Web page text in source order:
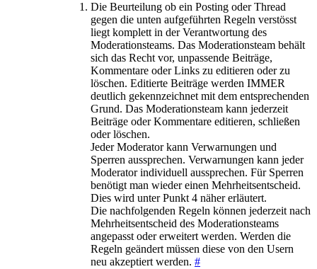
Die Beurteilung ob ein Posting oder Thread
gegen die unten aufgeführten Regeln verstösst
liegt komplett in der Verantwortung des
Moderationsteams. Das Moderationsteam behält
sich das Recht vor, unpassende Beiträge,
Kommentare oder Links zu editieren oder zu
löschen. Editierte Beiträge werden IMMER
deutlich gekennzeichnet mit dem entsprechenden
Grund. Das Moderationsteam kann jederzeit
Beiträge oder Kommentare editieren, schließen
oder löschen.
Jeder Moderator kann Verwarnungen und
Sperren aussprechen. Verwarnungen kann jeder
Moderator individuell aussprechen. Für Sperren
benötigt man wieder einen Mehrheitsentscheid.
Dies wird unter Punkt 4 näher erläutert.
Die nachfolgenden Regeln können jederzeit nach
Mehrheitsentscheid des Moderationsteams
angepasst oder erweitert werden. Werden die
Regeln geändert müssen diese von den Usern
neu akzeptiert werden. #